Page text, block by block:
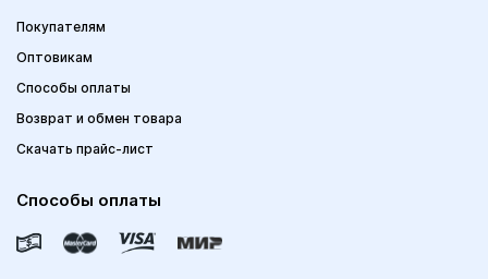
Покупателям
Оптовикам
Способы оплаты
Возврат и обмен товара
Скачать прайс-лист
Способы оплаты